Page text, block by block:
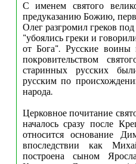
С именем святого
предуказанию Божию,
Олег разгромил греков
"убоялись греки и
от Бога". Русские воины
покровительством
старинных русских
русским по
народа.
Церковное почитание
началось сразу после
относится основание
впоследствии как
построена сыном